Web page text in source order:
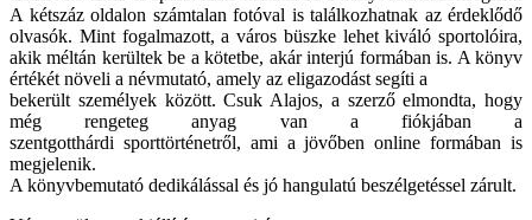
A kétszáz oldalon számtalan fotóval is találkozhatnak az érdeklődő
olvasók. Mint fogalmazott, a város büszke lehet kiváló sportolóira,
akik méltán kerültek be a kötetbe, akár interjú formában is. A könyv
értékét növeli a névmutató, amely az eligazodást segíti a
bekerült személyek között.Csuk Alajos, a szerző elmondta, hogy
még rengeteg anyag van a fiókjában a
szentgotthárdi sporttörténetről, ami a jövőben online formában is
megjelenik.
A könyvbemutató dedikálással és jó hangulatú beszélgetéssel zárult.